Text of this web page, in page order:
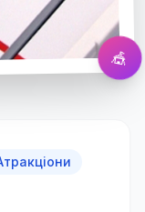
Off
🎪